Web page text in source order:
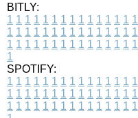
BITLY:
1 1 1 1 1 1 1 1 1 1 1 1 1 1 1
1 1 1 1 1 1 1 1 1 1 1 1 1 1 1
1 1 1 1 1 1 1 1 1 1 1 1 1 1 1
1
SPOTIFY:
1 1 1 1 1 1 1 1 1 1 1 1 1 1 1
1 1 1 1 1 1 1 1 1 1 1 1 1 1 1
1 1 1 1 1 1 1 1 1 1 1 1 1 1 1